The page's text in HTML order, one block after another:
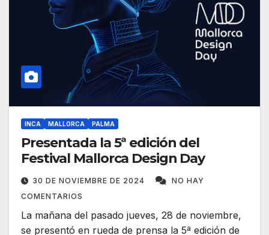
INCA MALLORCA PALMA
Presentada la 5ª edición del
Festival Mallorca Design Day
30 DE NOVIEMBRE DE 2024
NO HAY
COMENTARIOS
La mañana del pasado jueves, 28 de noviembre,
se presentó en rueda de prensa la 5ª edición de